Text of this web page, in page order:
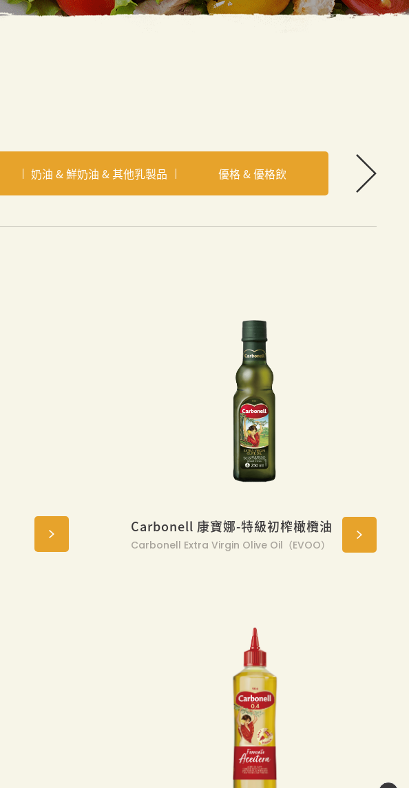
奶油 & 鮮奶油 & 其他乳製品 優格 & 優格飲 其他冷
Carbonell 康寶娜-特級初榨橄欖油
Carbonell Extra Virgin Olive Oil（EVOO）